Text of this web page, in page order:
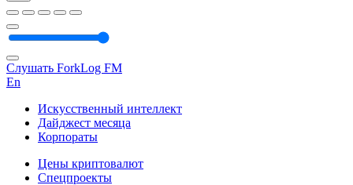
Слушать ForkLog FM
En
Искусственный интеллект
Дайджест месяца
Корпораты
Цены криптовалют
Спецпроекты